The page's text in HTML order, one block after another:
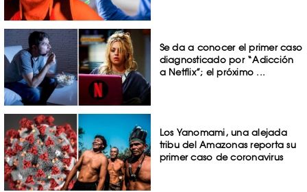
Se da a conocer el primer caso
diagnosticado por “Adicción
a Netflix”; el próximo ...
Los Yanomami, una alejada
tribu del Amazonas reporta su
primer caso de coronavirus